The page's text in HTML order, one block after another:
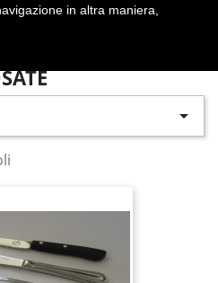

in altra maniera,